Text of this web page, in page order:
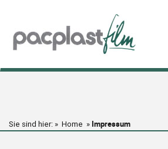
Sie sind hier: » Home » Impressum